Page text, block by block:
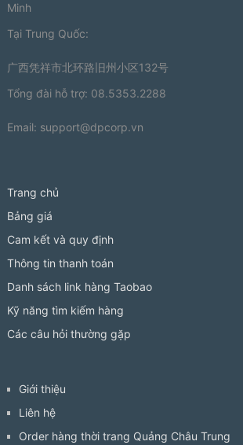
Minh
Tại Trung Quốc:
广西凭祥市北环路旧州小区132号
Tổng đài hỗ trợ: 08.5353.2288
Email: support@dpcorp.vn
Trang chủ
Bảng giá
Cam kết và quy định
Thông tin thanh toán
Danh sách link hàng Taobao
Kỹ năng tìm kiếm hàng
Các câu hỏi thường gặp
Giới thiệu
Liên hệ
Order hàng thời trang Quảng Châu Trung